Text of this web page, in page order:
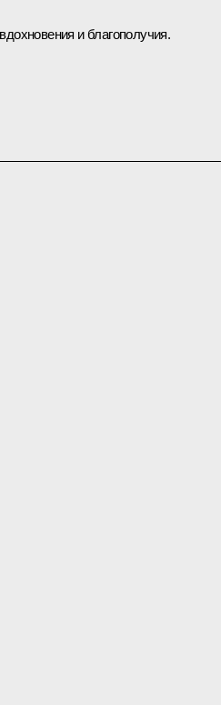
и благополучия.